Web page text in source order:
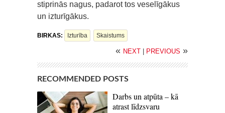
stiprinās nagus, padarot tos veselīgākus
un izturīgākus.
BIRKAS: Izturība Skaistums
« NEXT PREVIOUS »
RECOMMENDED POSTS
Darbs un atpūta – kā
atrast līdzsvaru